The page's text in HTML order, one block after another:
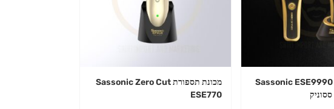
מכונת תספורת Sassonic ESE9990
מכונת תספורת Sassonic Zero Cut
ESE770